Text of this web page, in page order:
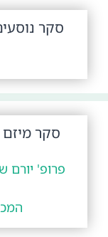
סקר
סקר
פרופ' יורם